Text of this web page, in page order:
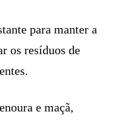
para manter a
os resíduos de
e maçã,